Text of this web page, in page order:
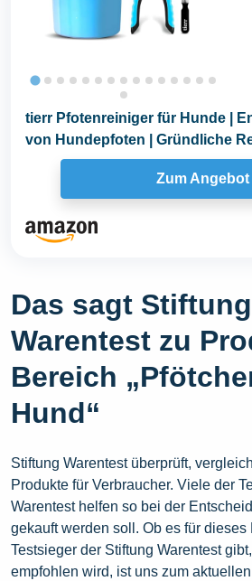
tierr Pfotenreiniger für Hunde |
von Hundepfoten | Gründliche
Zum Angebot
Das sagt Stiftung
Warentest zu
Bereich
Hund“
Stiftung Warentest überprüft,
Produkte für Verbraucher. Viele der
Warentest helfen so bei der
gekauft werden soll. Ob es für dieses
Testsieger der Stiftung Warentest
empfohlen wird, ist uns zum